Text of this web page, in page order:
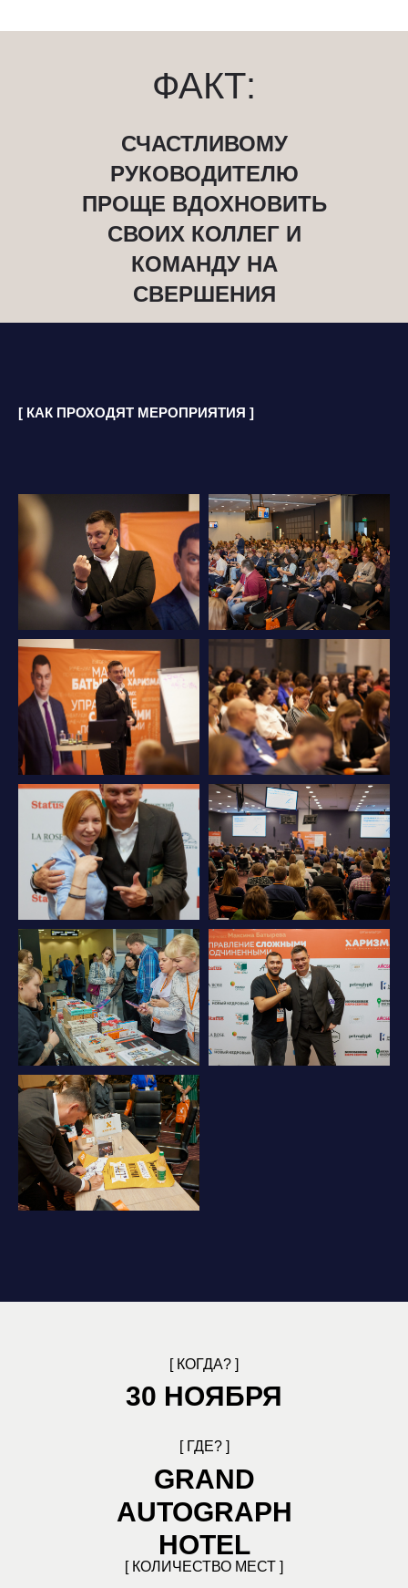
ФАКТ:
СЧАСТЛИВОМУ
РУКОВОДИТЕЛЮ
ПРОЩЕ ВДОХНОВИТЬ
СВОИХ КОЛЛЕГ И
КОМАНДУ НА
СВЕРШЕНИЯ
[ КАК ПРОХОДЯТ МЕРОПРИЯТИЯ ]
[ КОГДА? ]
30 НОЯБРЯ
[ ГДЕ? ]
GRAND
AUTOGRAPH
HOTEL
[ КОЛИЧЕСТВО МЕСТ ]